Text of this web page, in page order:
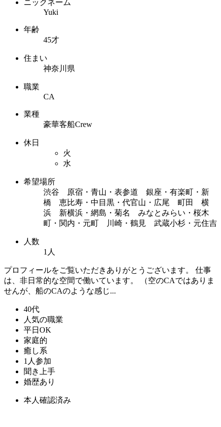
ニックネーム
Yuki
年齢
45才
住まい
神奈川県
職業
CA
業種
豪華客船Crew
休日
火
水
希望場所
渋谷 原宿・青山・表参道 銀座・有楽町・新
橋 恵比寿・中目黒・代官山・広尾 町田 横
浜 新横浜・網島・菊名 みなとみらい・桜木
町・関内・元町 川崎・鶴見 武蔵小杉・元住吉
人数
1人
プロフィールをご覧いただきありがとうございます。 仕事
は、非日常的な空間で働いています。 （空のCAではありま
せんが、船のCAのような感じ...
40代
人気の職業
平日OK
家庭的
癒し系
1人参加
聞き上手
婚歴あり
本人確認済み